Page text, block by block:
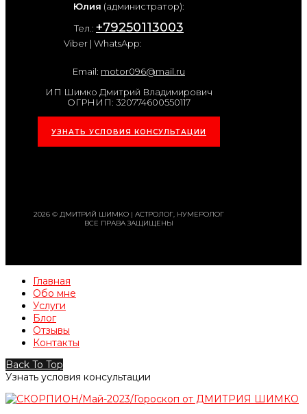
Юлия (администратор):
Тел.: +79250113003
Viber | WhatsApp:
Email: motor096@mail.ru
ИП Шимко Дмитрий Владимирович
ОГРНИП: 320774600550117
УЗНАТЬ УСЛОВИЯ КОНСУЛЬТАЦИИ
2026 © ДМИТРИЙ ШИМКО | АСТРОЛОГ, НУМЕРОЛОГ
ВСЕ ПРАВА ЗАЩИЩЕНЫ
Главная
Обо мне
Услуги
Блог
Отзывы
Контакты
Back To Top
Узнать условия консультации